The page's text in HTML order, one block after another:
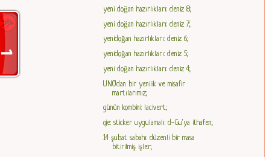
yeni doğan hazırlıkları: deniz 8;
yeni doğan hazırlıkları: deniz 7;
yenidoğan hazırlıkları: deniz 6;
yenidoğan hazırlıkları: deniz 5;
yeni doğan hazırlıkları: deniz 4;
UNO'dan bir yenilik ve misafir
martılarımız;
günün kombini: lacivert;
oje: sticker uygulamalı: d-Gu'ya ithafen;
14 şubat sabahı: düzenli bir masa
bitirilmiş işler;